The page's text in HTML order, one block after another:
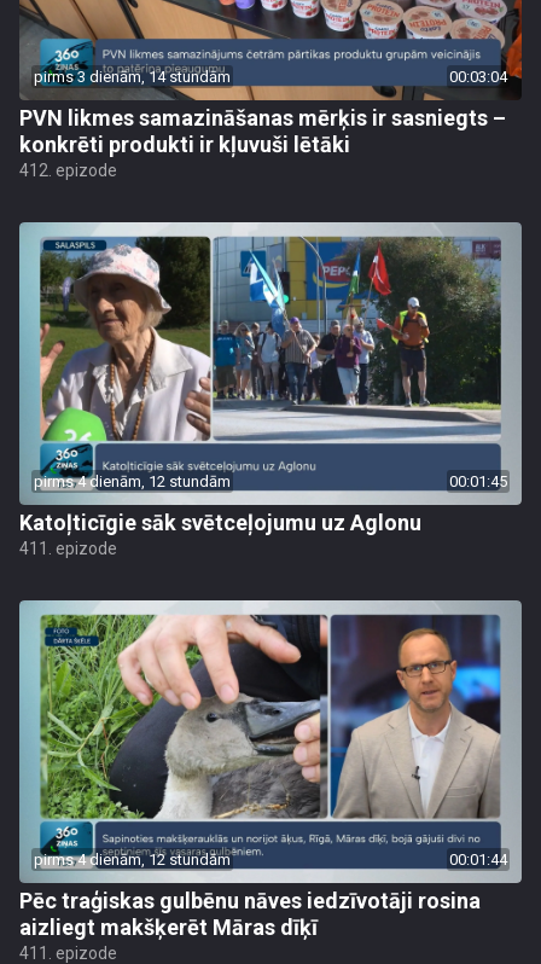
pirms 3 dienām, 14 stundām 00:03:04
PVN likmes samazināšanas mērķis ir sasniegts –
konkrēti produkti ir kļuvuši lētāki
412. epizode
pirms 4 dienām, 12 stundām 00:01:45
Katoļticīgie sāk svētceļojumu uz Aglonu
411. epizode
pirms 4 dienām, 12 stundām 00:01:44
Pēc traģiskas gulbēnu nāves iedzīvotāji rosina
aizliegt makšķerēt Māras dīķī
411. epizode